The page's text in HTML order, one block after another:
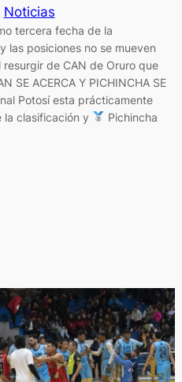
Noticias
tercera fecha de la
las posiciones no se mueven
resurgir de CAN de Oruro que
SE ACERCA Y PICHINCHA SE
Potosí esta prácticamente
la clasificación y
Pichincha